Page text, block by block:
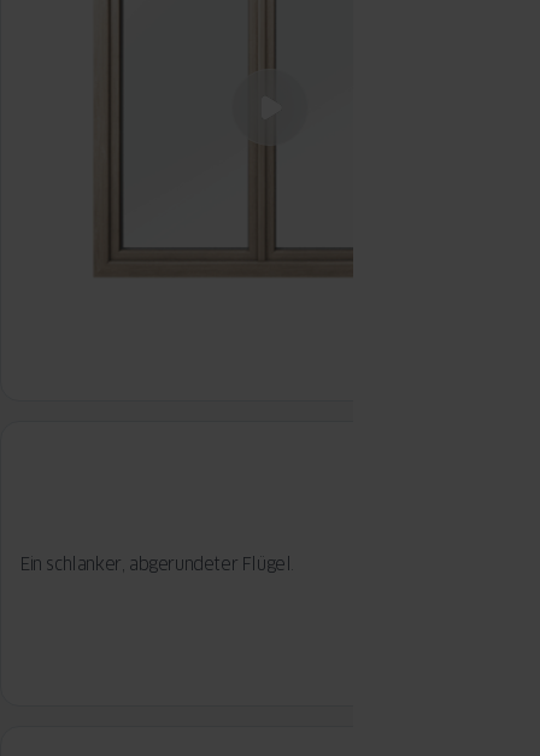
Ein schlanker, abgerundeter Flügel.